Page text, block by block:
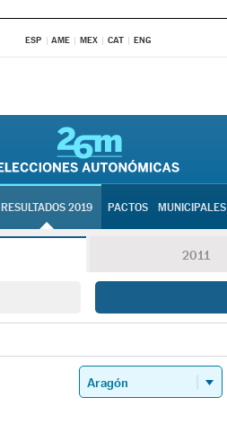
ESP AME MEX CAT ENG
RESULTADOS 2019 PACTOS MUNICIPALES
2011